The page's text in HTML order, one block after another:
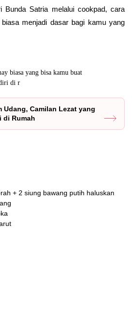
Bunda Satria melalui cookpad, cara
menjadi dasar bagi kamu yang
sebenarnya mudah saja kok
Udang, Camilan Lezat yang
di Rumah
+ 2 siung bawang putih haluskan